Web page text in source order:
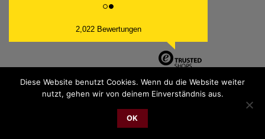
2,022 Bewertungen
2026 © cudgel Vertrieb - a division of Party.San GmbH
Diese Website benutzt Cookies. Wenn du die Website weiter
nutzt, gehen wir von deinem Einverständnis aus.
OK